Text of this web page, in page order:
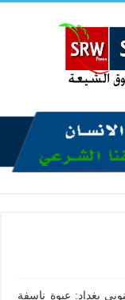
بغداد: عبوة ناسفة